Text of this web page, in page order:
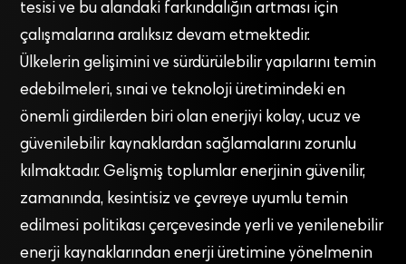
tesisi ve bu alandaki farkındalığın artması için
çalışmalarına aralıksız devam etmektedir.
Ülkelerin gelişimini ve sürdürülebilir yapılarını temin
edebilmeleri, sınai ve teknoloji üretimindeki en
önemli girdilerden biri olan enerjiyi kolay, ucuz ve
güvenilebilir kaynaklardan sağlamalarını zorunlu
kılmaktadır. Gelişmiş toplumlar enerjinin güvenilir,
zamanında, kesintisiz ve çevreye uyumlu temin
edilmesi politikası çerçevesinde yerli ve yenilenebilir
enerji kaynaklarından enerji üretimine yönelmenin